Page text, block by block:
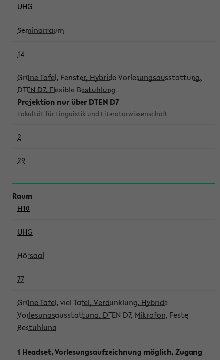
UHG
Seminarraum
14
Grüne Tafel, Fenster, Hybride Vorlesungsausstattung,
DTEN D7, Flexible Bestuhlung
Projektion nur über DTEN D7
Fakultät für Linguistik und Literaturwissenschaft
2
29
H10
UHG
Hörsaal
77
Grüne Tafel, viel Tafel, Verdunklung, Hybride
Vorlesungsausstattung, DTEN D7, Mikrofon, Feste
Bestuhlung
1 Headset, Vorlesungsaufzeichnung möglich, Zugang